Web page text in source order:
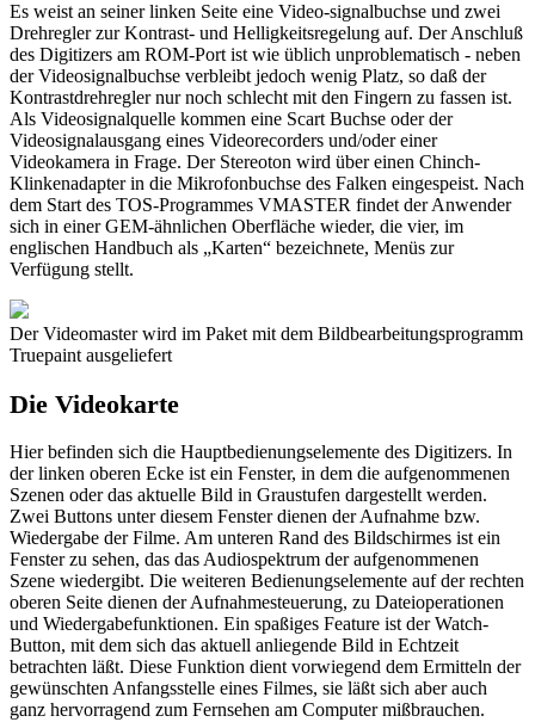
Es weist an seiner linken Seite eine Video-signalbuchse und zwei
Drehregler zur Kontrast- und Helligkeitsregelung auf. Der Anschluß
des Digitizers am ROM-Port ist wie üblich unproblematisch - neben
der Videosignalbuchse verbleibt jedoch wenig Platz, so daß der
Kontrastdrehregler nur noch schlecht mit den Fingern zu fassen ist.
Als Videosignalquelle kommen eine Scart Buchse oder der
Videosignalausgang eines Videorecorders und/oder einer
Videokamera in Frage. Der Stereoton wird über einen Chinch-
Klinkenadapter in die Mikrofonbuchse des Falken eingespeist. Nach
dem Start des TOS-Programmes VMASTER findet der Anwender
sich in einer GEM-ähnlichen Oberfläche wieder, die vier, im
englischen Handbuch als „Karten“ bezeichnete, Menüs zur
Verfügung stellt.
Der Videomaster wird im Paket mit dem Bildbearbeitungsprogramm
Truepaint ausgeliefert
Die Videokarte
Hier befinden sich die Hauptbedienungselemente des Digitizers. In
der linken oberen Ecke ist ein Fenster, in dem die aufgenommenen
Szenen oder das aktuelle Bild in Graustufen dargestellt werden.
Zwei Buttons unter diesem Fenster dienen der Aufnahme bzw.
Wiedergabe der Filme. Am unteren Rand des Bildschirmes ist ein
Fenster zu sehen, das das Audiospektrum der aufgenommenen
Szene wiedergibt. Die weiteren Bedienungselemente auf der rechten
oberen Seite dienen der Aufnahmesteuerung, zu Dateioperationen
und Wiedergabefunktionen. Ein spaßiges Feature ist der Watch-
Button, mit dem sich das aktuell anliegende Bild in Echtzeit
betrachten läßt. Diese Funktion dient vorwiegend dem Ermitteln der
gewünschten Anfangsstelle eines Filmes, sie läßt sich aber auch
ganz hervorragend zum Fernsehen am Computer mißbrauchen.